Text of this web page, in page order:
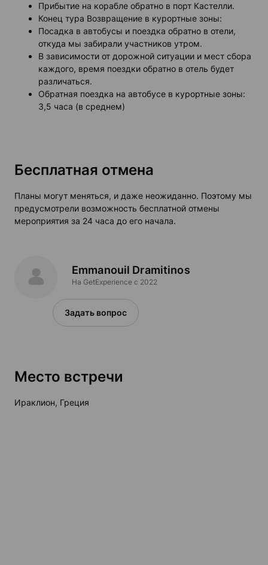
Прибытие на корабле обратно в порт Кастелли.
Конец тура Возвращение в курортные зоны:
Посадка в автобусы и поездка обратно в отели,
откуда мы забирали участников утром.
В зависимости от дорожной ситуации и мест сбора
каждого, время поездки обратно в отель будет
различаться.
Обратная поездка на автобусе в курортные зоны:
3,5 часа (в среднем)
Бесплатная отмена
Планы могут меняться, и даже неожиданно. Поэтому мы
предусмотрели возможность бесплатной отмены
мероприятия за 24 часа до его начала.
Emmanouil Dramitinos
На GetExperience c 2022
Задать вопрос
Место встречи
Ираклион, Греция